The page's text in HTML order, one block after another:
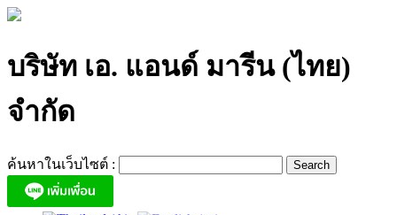
Skip
บริษัท เอ. แอนด์ มารีน (ไทย)
จำกัด
ค้นหาในเว็บไซต์ :